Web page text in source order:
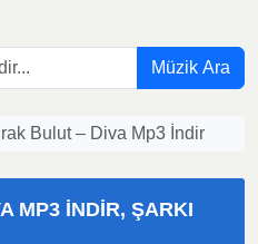
Müzik Ara
Bulut – Diva Mp3 İndir
MP3 İNDIR, ŞARKI